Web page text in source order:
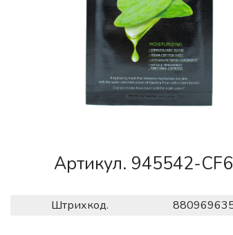
Артикул. 945542-
Штрихкод.